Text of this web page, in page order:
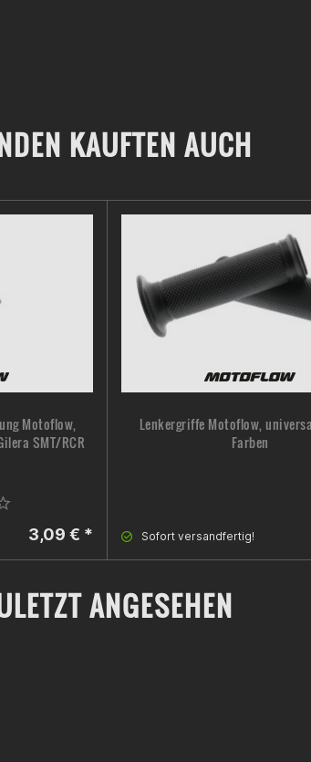
KAUFTEN AUCH
Motoflow,
SMT/RCR
3,09 € *
Lenkergriffe Motoflow,
Farben
Sofort versandfertig!
ANGESEHEN